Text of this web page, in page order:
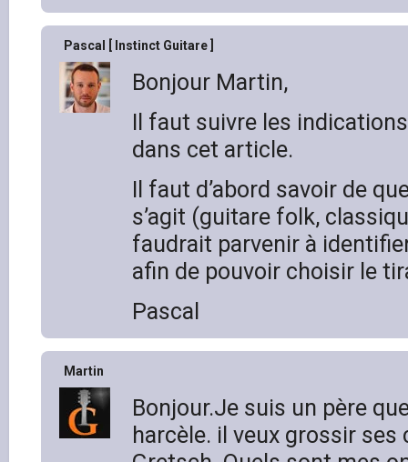
Pascal [ Instinct Guitare ]
Bonjour Martin,
Il faut suivre les
dans cet article.
Il faut d’abord savoir de
s’agit (guitare folk,
faudrait parvenir à
afin de pouvoir choisir le
Pascal
Martin
Bonjour.Je suis un père
harcèle. il veux grossir ses